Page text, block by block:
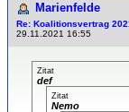
Marienfelde
Re: Koalitionsvertrag
29.11.2021 16:55
Zitat
def
Zitat
Nemo